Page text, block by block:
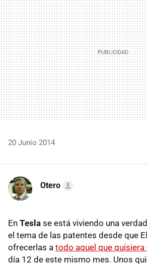
20 Junio 2014
Otero
En Tesla se está viviendo una
el tema de las patentes desde que
ofrecerlas a todo aquel que quisiera
día 12 de este mismo mes. Unos